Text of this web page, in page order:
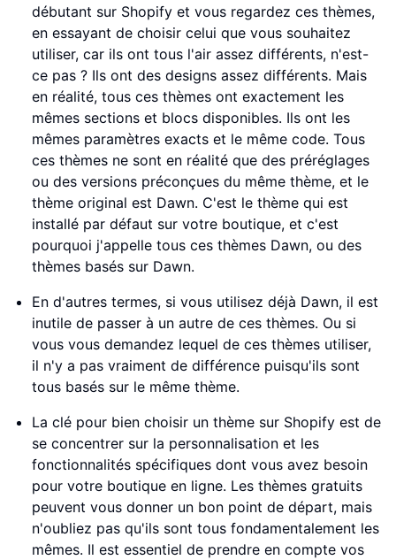
débutant sur Shopify et vous regardez ces thèmes,
en essayant de choisir celui que vous souhaitez
utiliser, car ils ont tous l'air assez différents, n'est-
ce pas ? Ils ont des designs assez différents. Mais
en réalité, tous ces thèmes ont exactement les
mêmes sections et blocs disponibles. Ils ont les
mêmes paramètres exacts et le même code. Tous
ces thèmes ne sont en réalité que des préréglages
ou des versions préconçues du même thème, et le
thème original est Dawn. C'est le thème qui est
installé par défaut sur votre boutique, et c'est
pourquoi j'appelle tous ces thèmes Dawn, ou des
thèmes basés sur Dawn.
En d'autres termes, si vous utilisez déjà Dawn, il est
inutile de passer à un autre de ces thèmes. Ou si
vous vous demandez lequel de ces thèmes utiliser,
il n'y a pas vraiment de différence puisqu'ils sont
tous basés sur le même thème.
La clé pour bien choisir un thème sur Shopify est de
se concentrer sur la personnalisation et les
fonctionnalités spécifiques dont vous avez besoin
pour votre boutique en ligne. Les thèmes gratuits
peuvent vous donner un bon point de départ, mais
n'oubliez pas qu'ils sont tous fondamentalement les
mêmes. Il est essentiel de prendre en compte vos